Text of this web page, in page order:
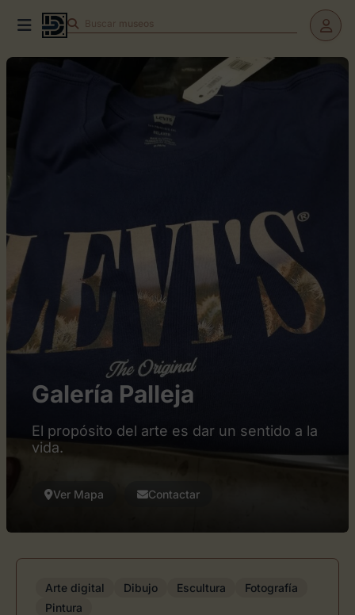
Buscar museos
Galería Palleja
El propósito del arte es dar un sentido a la
vida.
Ver Mapa Contactar
Arte digital Dibujo Escultura
Fotografía
Pintura